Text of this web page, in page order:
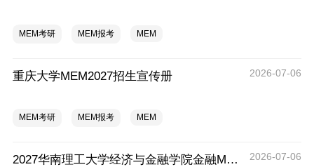
MEM考研 MEM报考 MEM
重庆大学MEM2027招生宣传册 2026-07-06
MEM考研 MEM报考 MEM
2027华南理工大学经济与金融学院金融MEM项目介绍 2026-07-06